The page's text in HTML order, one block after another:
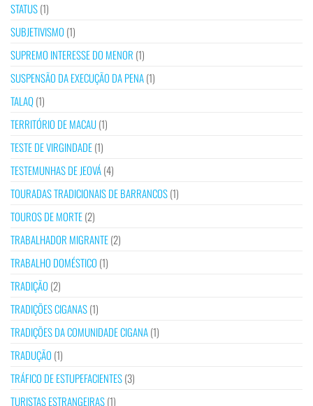
STATUS(1)
SUBJETIVISMO (1)
SUPREMO INTERESSE DO MENOR (1)
SUSPENSÃO DA EXECUÇÃO DA PENA(1)
TALAQ(1)
TERRITÓRIO DE MACAU(1)
TESTE DE VIRGINDADE(1)
TESTEMUNHAS DE JEOVÁ(4)
TOURADAS TRADICIONAIS DE BARRANCOS(1)
TOUROS DE MORTE(2)
TRABALHADOR MIGRANTE(2)
TRABALHO DOMÉSTICO (1)
TRADIÇÃO (2)
TRADIÇÕES CIGANAS(1)
TRADIÇÕES DA COMUNIDADE CIGANA(1)
TRADUÇÃO (1)
TRÁFICO DE ESTUPEFACIENTES(3)
TURISTAS ESTRANGEIRAS(1)